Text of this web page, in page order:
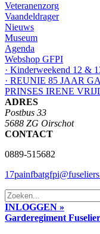
Veteranenzorg
Vaandeldrager
Nieuws
Museum
Agenda
Webshop GFPI
· Kinderweekend 12 &
· REUNIE 85 JAAR
PRINSES IRENE
ADRES
Postbus 33
5688 ZG Oirschot
CONTACT
0889-515682
INLOGGEN »
Garderegiment